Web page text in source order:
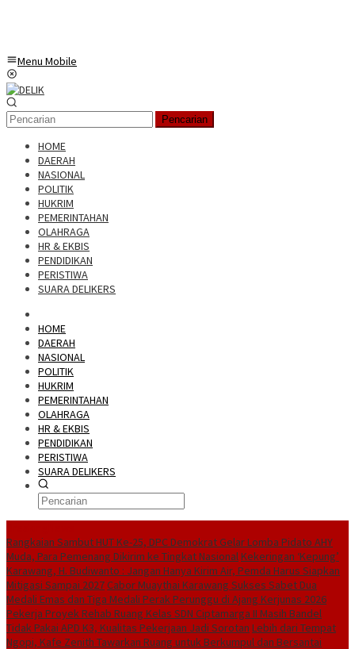
Menu Mobile
Pencarian
HOME
DAERAH
NASIONAL
POLITIK
HUKRIM
PEMERINTAHAN
OLAHRAGA
HR & EKBIS
PENDIDIKAN
PERISTIWA
SUARA DELIKERS
HOME
DAERAH
NASIONAL
POLITIK
HUKRIM
PEMERINTAHAN
OLAHRAGA
HR & EKBIS
PENDIDIKAN
PERISTIWA
SUARA DELIKERS
Rangkaian Sambut HUT Ke-25, DPC Demokrat Gelar Lomba Pidato AHY
Muda, Para Pemenang Dikirim ke Tingkat NasionalKekeringan ‘Kepung’
Karawang, H. Budiwanto : Jangan Hanya Kirim Air, Pemda Harus Siapkan
Mitigasi Sampai 2027 Cabor Muaythai Karawang Sukses Sabet Dua
Medali Emas dan Tiga Medali Perak Perunggu di Ajang Kerjunas 2026
Pekerja Proyek Rehab Ruang Kelas SDN Ciptamarga II Masih Bandel
Tidak Pakai APD K3, Kualitas Pekerjaan Jadi Sorotan Lebih dari Tempat
Ngopi, Kafe Zenith Tawarkan Ruang untuk Berkumpul dan Bersantai